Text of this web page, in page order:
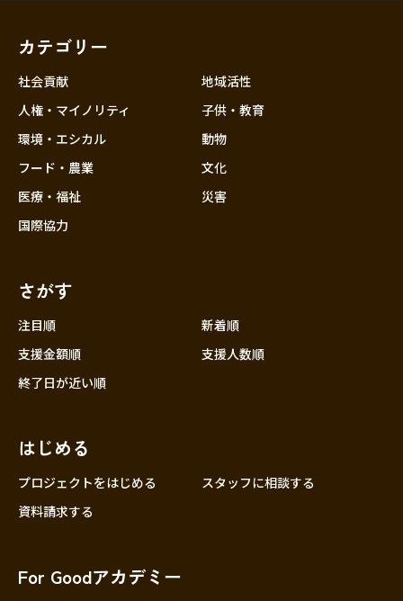
近畿
中国
カテゴリー
社会貢献
人権・マイノリティ
環境・エシカル
フード・農業
医療・福祉
国際協力
地域活性
子供・教育
動物
文化
災害
さがす
注目順
新着順
支援金額順
支援人数順
終了日が近い順
はじめる
プロジェクトをはじめる
スタッフに相談する
資料請求する
For Goodアカデミー